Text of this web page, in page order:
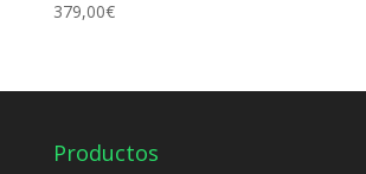
379,00€
Productos